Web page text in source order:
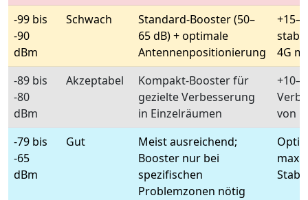
-99 bis
-90
dBm
Schwach
Standard-Booster (50–
65 dB) + optimale
Antennenpositionierung
4G
-89 bis
-80
dBm
Akzeptabel
Kompakt-Booster für
gezielte Verbesserung
in Einzelräumen
von
-79 bis
-65
dBm
Gut
Meist ausreichend;
Booster nur bei
spezifischen
Problemzonen nötig